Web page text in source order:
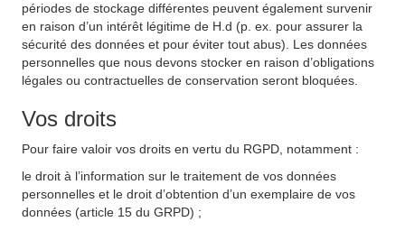
périodes de stockage différentes peuvent également survenir
en raison d’un intérêt légitime de H.d (p. ex. pour assurer la
sécurité des données et pour éviter tout abus). Les données
personnelles que nous devons stocker en raison d’obligations
légales ou contractuelles de conservation seront bloquées.
Vos droits
Pour faire valoir vos droits en vertu du RGPD, notamment :
le droit à l’information sur le traitement de vos données
personnelles et le droit d’obtention d’un exemplaire de vos
données (article 15 du GRPD) ;